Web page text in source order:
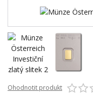
Ohodnotit produkt